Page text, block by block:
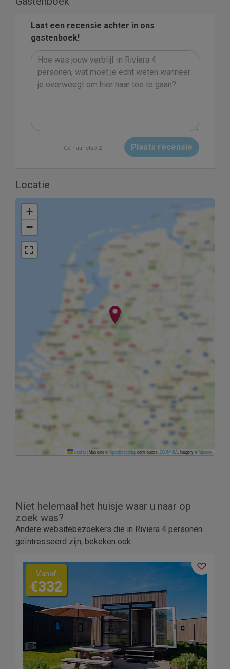
Laat een recensie achter in ons
gastenboek!
Ga naar stap 2 Plaats recensie
Locatie
+
−
Leaflet|Map data ©OpenStreetMapcontributors,CC-BY-SA, Imagery ©Mapbox
Niet helemaal het huisje waar u naar op
zoek was?
Andere websitebezoekers die in Riviera 4 personen
geïntresseerd zijn, bekeken ook:
Vanaf
€332